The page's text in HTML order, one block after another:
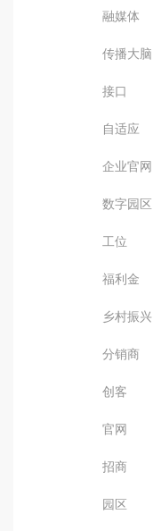
融媒体
传播大脑
接口
自适应
企业官网
数字园区
工位
福利金
乡村振兴
分销商
创客
官网
招商
园区